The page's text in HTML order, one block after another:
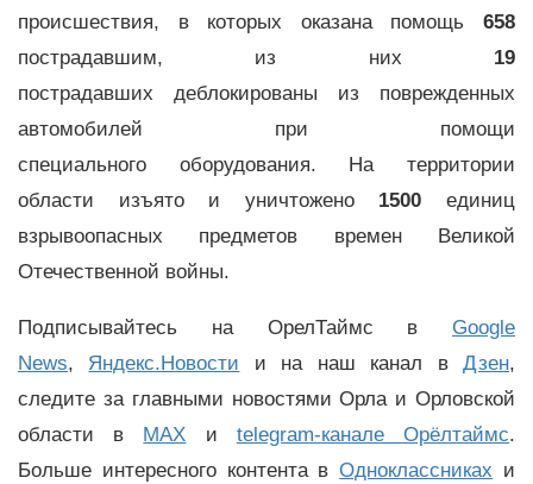
происшествия, в которых оказана помощь658
пострадавшим, из них 19
пострадавших деблокированы из поврежденных
автомобилей при помощи
специального оборудования.
На территории
области изъято и уничтожено 1500 единиц
взрывоопасных предметов времен Великой
Отечественной войны.
Подписывайтесь на ОрелТаймс в Google
News, Яндекс.Новости и на наш канал вДзен,
следите за главными новостями Орла и Орловской
области в MAX и telegram-канале Орёлтаймс.
Больше интересного контента вОдноклассниках и